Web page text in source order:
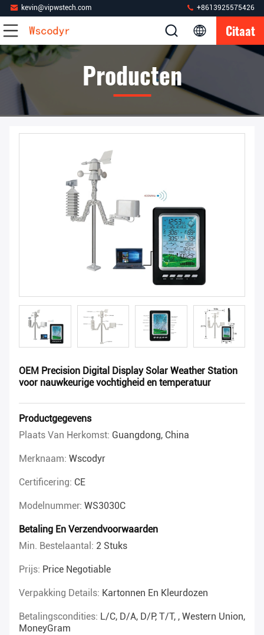
kevin@vipwstech.com +8613925575426
Citaat
Producten
OEM Precision Digital Display Solar Weather Station
voor nauwkeurige vochtigheid en temperatuur
Productgegevens
Plaats Van Herkomst: Guangdong, China
Merknaam: Wscodyr
Certificering: CE
Modelnummer: WS3030C
Betaling En Verzendvoorwaarden
Min. Bestelaantal: 2 Stuks
Prijs: Price Negotiable
Verpakking Details: Kartonnen En Kleurdozen
Betalingscondities: L/C, D/A, D/P, T/T, , Western Union,
MoneyGram